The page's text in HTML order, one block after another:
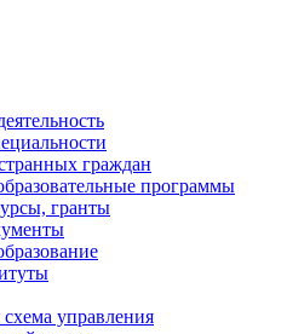
граждан
программы
гранты
управления